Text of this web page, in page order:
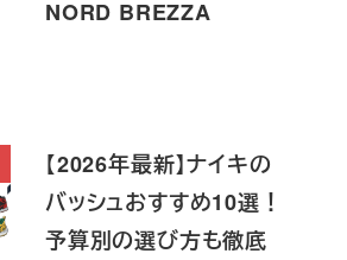
NORD BREZZA
【2026年最新】ナイキの
バッシュおすすめ10選！
予算別の選び方も徹底